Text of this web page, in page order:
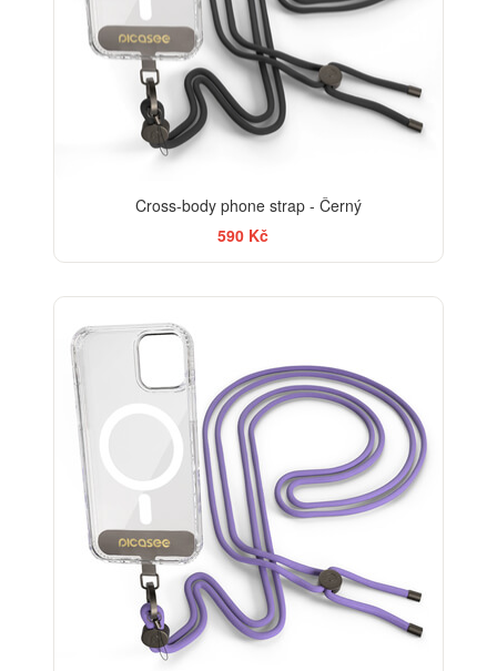
Cross-body phone strap - Černý
590 Kč